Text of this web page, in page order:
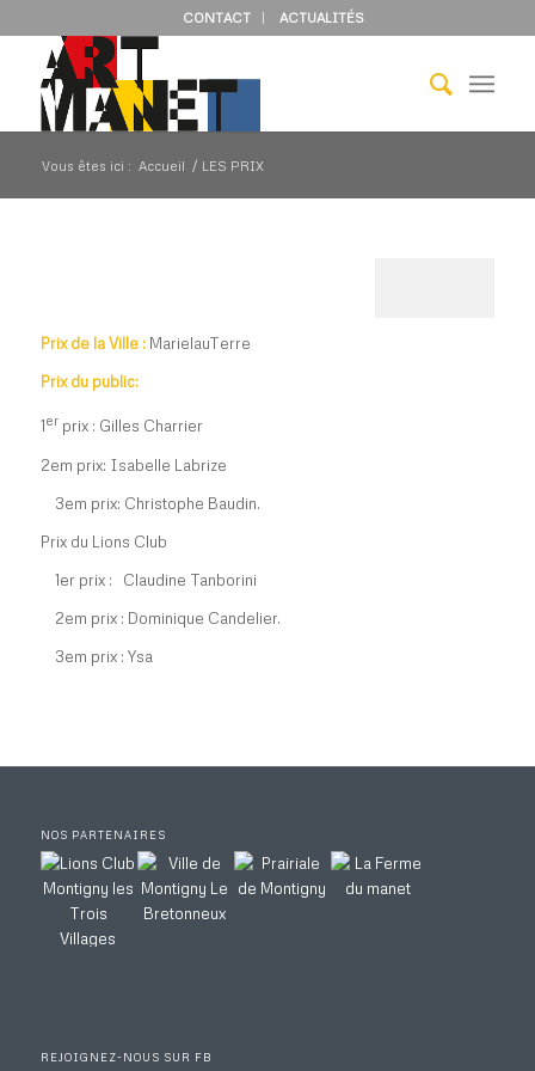
CONTACT ACTUALITÉS
Vous êtes ici : Accueil / LES PRIX
Prix de la Ville :MarielauTerre
Prix du public:
1erprix : Gilles Charrier
2em prix: Isabelle Labrize
3em prix: Christophe Baudin.
Prix du Lions Club
1er prix : Claudine Tanborini
2em prix : Dominique Candelier.
3em prix : Ysa
NOS PARTENAIRES
REJOIGNEZ-NOUS SUR FB